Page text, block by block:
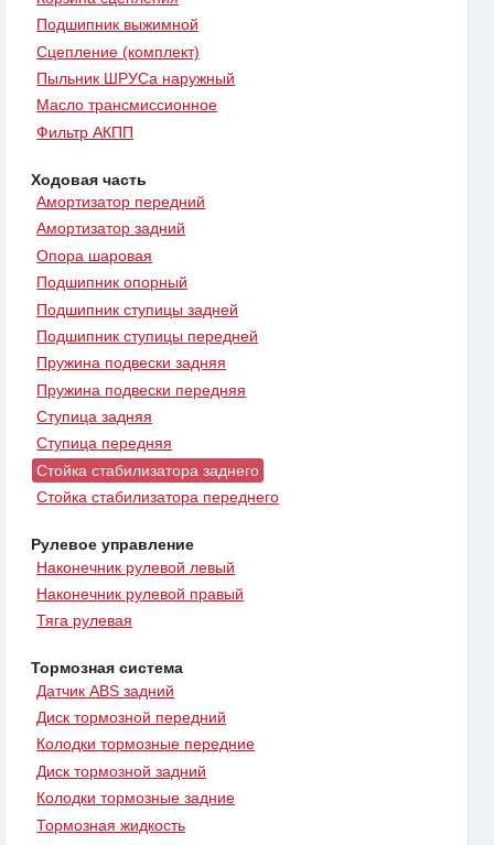
Подшипник выжимной
Сцепление (комплект)
Пыльник ШРУСа наружный
Масло трансмиссионное
Фильтр АКПП
Ходовая часть
Амортизатор передний
Амортизатор задний
Опора шаровая
Подшипник опорный
Подшипник ступицы задней
Подшипник ступицы передней
Пружина подвески задняя
Пружина подвески передняя
Ступица задняя
Ступица передняя
Стойка стабилизатора заднего
Стойка стабилизатора переднего
Рулевое управление
Наконечник рулевой левый
Наконечник рулевой правый
Тяга рулевая
Тормозная система
Датчик ABS задний
Диск тормозной передний
Колодки тормозные передние
Диск тормозной задний
Колодки тормозные задние
Тормозная жидкость